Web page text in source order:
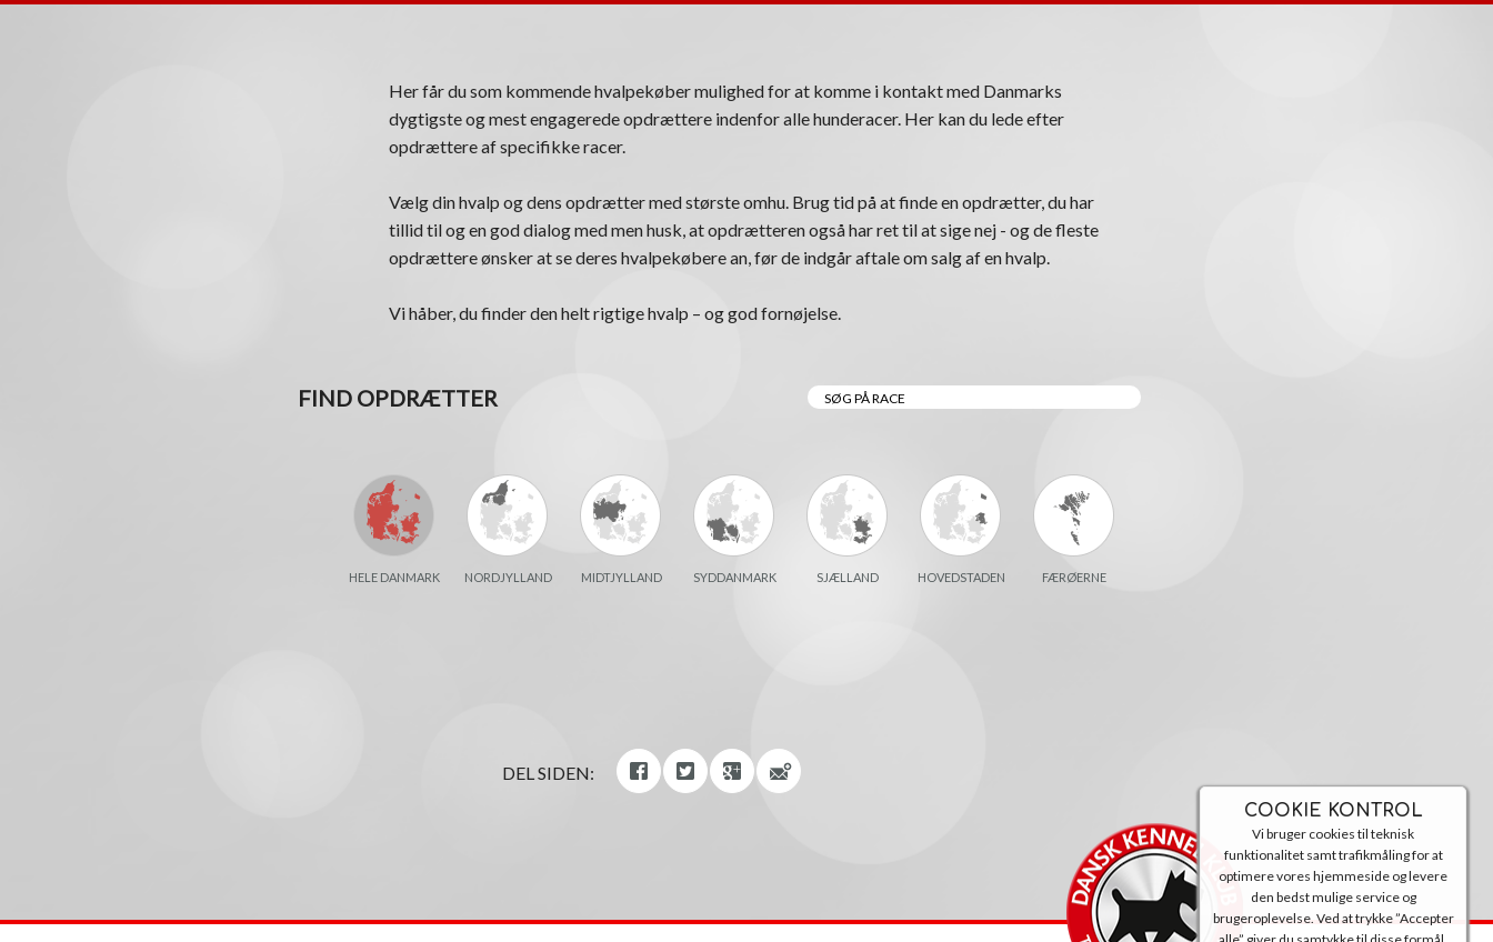
COOKIE KONTROL
Vi bruger cookies til teknisk
funktionalitet samt trafikmåling for at
optimere vores hjemmeside og levere
den bedst mulige service og
brugeroplevelse. Ved at trykke ”Accepter
Her får du som kommende hvalpekøber mulighed for at komme i kontakt med Danmarks
dygtigste og mest engagerede opdrættere indenfor alle hunderacer. Her kan du lede efter
opdrættere af specifikke racer.
Vælg din hvalp og dens opdrætter med største omhu. Brug tid på at finde en opdrætter, du har
tillid til og en god dialog med men husk, at opdrætteren også har ret til at sige nej - og de fleste
opdrættere ønsker at se deres hvalpekøbere an, før de indgår aftale om salg af en hvalp.
Vi håber, du finder den helt rigtige hvalp – og god fornøjelse.
FIND OPDRÆTTER
HELE DANMARK NORDJYLLAND MIDTJYLLAND SYDDANMARK SJÆLLAND HOVEDSTADEN FÆRØERNE
DEL SIDEN: